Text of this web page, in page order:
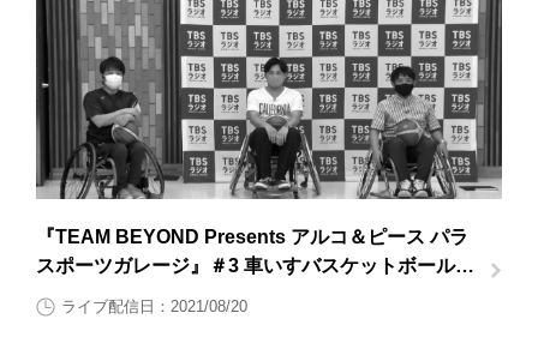
『TEAM BEYOND Presents アルコ＆ピース パラ
スポーツガレージ』＃3 車いすバスケットボール後
半
ライブ配信日：2021/08/20